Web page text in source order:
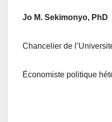
Jo M. Sekimonyo, PhD
Chancelier de
Économiste politique